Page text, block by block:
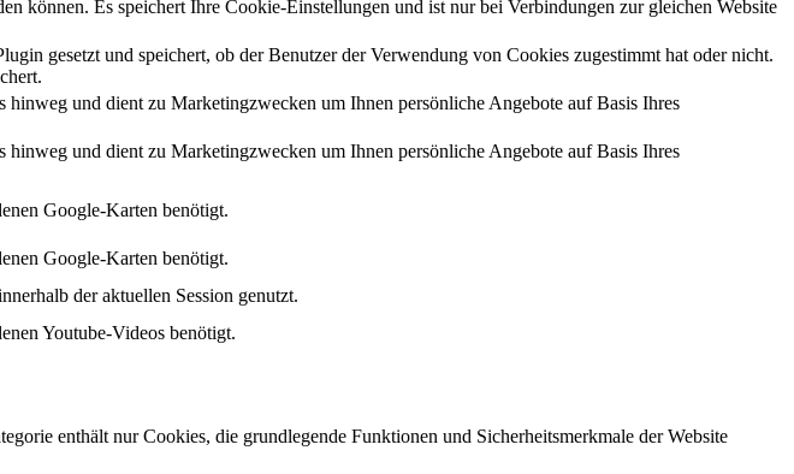
können. Es speichert Ihre Cookie-Einstellungen und ist nur bei Verbindungen zur gleichen Website
gesetzt und speichert, ob der Benutzer der Verwendung von Cookies zugestimmt hat oder nicht.
hinweg und dient zu Marketingzwecken um Ihnen persönliche Angebote auf Basis Ihres
hinweg und dient zu Marketingzwecken um Ihnen persönliche Angebote auf Basis Ihres
Google-Karten benötigt.
Google-Karten benötigt.
der aktuellen Session genutzt.
Youtube-Videos benötigt.
enthält nur Cookies, die grundlegende Funktionen und Sicherheitsmerkmale der Website